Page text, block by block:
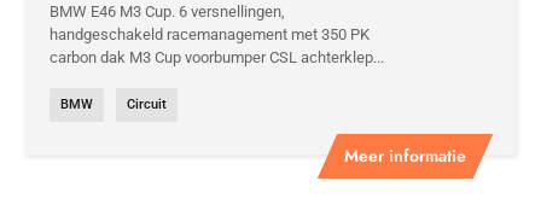
Meer informatie
BMW E46 M3 Cup. 6 versnellingen,
handgeschakeld racemanagement met 350 PK
carbon dak M3 Cup voorbumper CSL achterklep...
BMW Circuit